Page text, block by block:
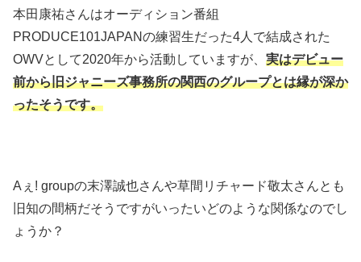
本田康祐さんはオーディション番組
PRODUCE101JAPANの練習生だった4人で結成された
OWVとして2020年から活動していますが、 実はデビュー
前から旧ジャニーズ事務所の関西のグループとは縁が深か
ったそうです。
Aぇ! groupの末澤誠也さんや草間リチャード敬太さんとも
旧知の間柄だそうですがいったいどのような関係なのでし
ょうか？